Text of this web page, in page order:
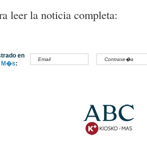
leer la noticia completa:
en
M�s: